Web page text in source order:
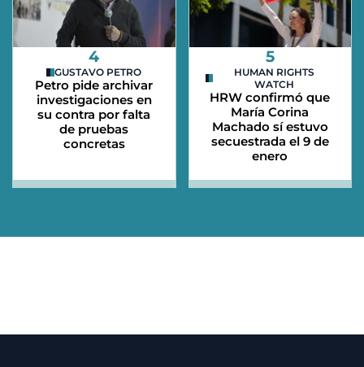
4
GUSTAVO PETRO
Petro pide archivar
investigaciones en
su contra por falta
de pruebas
concretas
5
HUMAN RIGHTS
WATCH
HRW confirmó que
María Corina
Machado sí estuvo
secuestrada el 9 de
enero